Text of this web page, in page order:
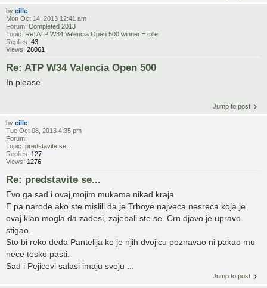
by cille
Mon Oct 14, 2013 12:41 am
Forum: Completed 2013
Topic: Re: ATP W34 Valencia Open 500 winner = cille
Replies: 43
Views: 28061
Re: ATP W34 Valencia Open 500
In please
Jump to post
by cille
Tue Oct 08, 2013 4:35 pm
Forum:
Topic: predstavite se...
Replies: 127
Views: 1276
Re: predstavite se...
Evo ga sad i ovaj,mojim mukama nikad kraja.
E pa narode ako ste mislili da je Trboye najveca nesreca koja je
ovaj klan mogla da zadesi, zajebali ste se. Crn djavo je upravo
stigao.
Sto bi reko deda Pantelija ko je njih dvojicu poznavao ni pakao mu
nece tesko pasti.
Sad i Pejicevi salasi imaju svoju ...
Jump to post